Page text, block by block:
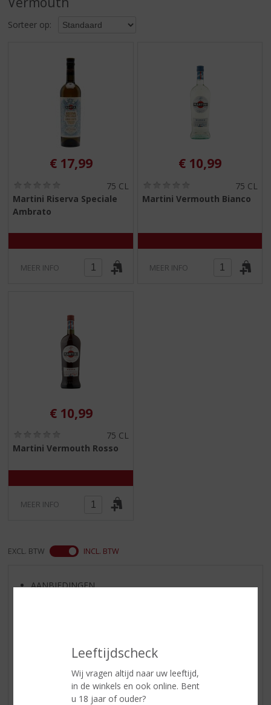
r
g
a
t
Leeftijdscheck
Wij vragen altijd naar uw leeftijd,
in de winkels en ook online. Bent
u 18 jaar of ouder?
Sorteer op:
€ 17,99
,
5
75 CL
Martini Riserva Speciale
Ambrato
MEER INFO
€ 10,99
,
5
75 CL
Martini Vermouth Bianco
MEER INFO
€ 10,99
,
/
75 CL
Martini Vermouth Rosso
MEER INFO
EXCL. BTW INCL. BTW
AANBIEDINGEN
BIER VAN DE MAAND
SPIRIT VAN DE MAAND
EXCLUSIEF TOPSLIJTER